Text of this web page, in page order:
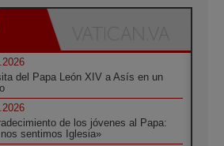
del Papa León XIV a Asís en un
de los jóvenes al Papa:
sentimos Iglesia»